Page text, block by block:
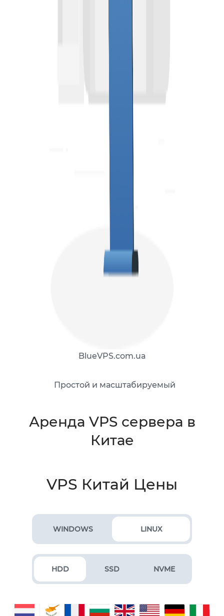
Аренда VPS сервера в
Китае
BlueVPS.com.ua
Простой и масштабируемый
VPS Китай Цены
WINDOWS LINUX
HDD SSD NVME